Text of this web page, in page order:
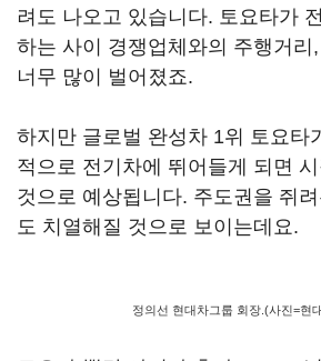
려도 나오고 있습니다. 토요타가
하는 사이 경쟁업체와의 주행거리
너무 많이 벌어졌죠.
하지만 글로벌 완성차 1위 토요타
적으로 전기차에 뛰어들게 되면
것으로 예상됩니다. 주도권을 쥐
도 치열해질 것으로 보이는데요.
정의선 현대차그룹 회장.(사진=현